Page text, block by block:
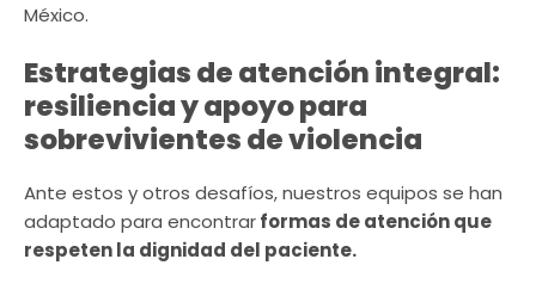
México.
Estrategias de atención integral:
resiliencia y apoyo para
sobrevivientes de violencia
Ante estos y otros desafíos, nuestros equipos se han
adaptado para encontrarformas de atención que
respeten la dignidad del paciente.